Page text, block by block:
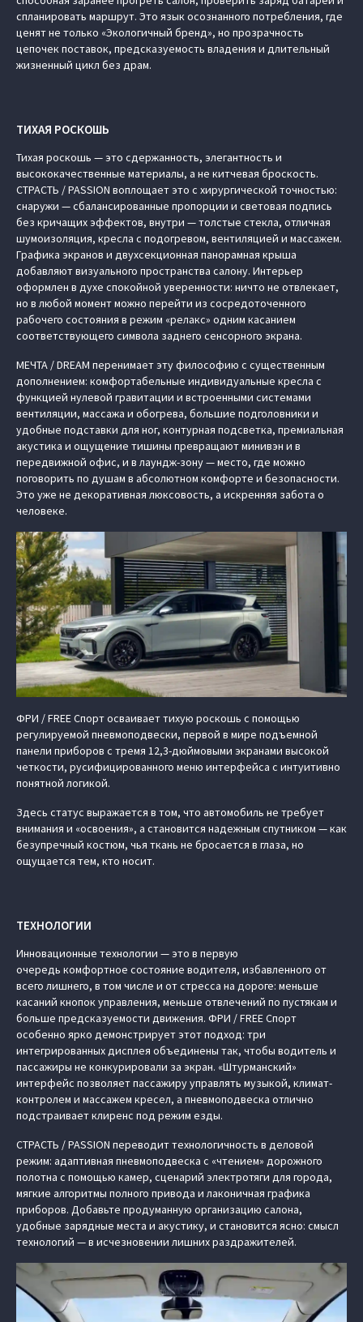
спланировать маршрут. Это язык осознанного потребления, где
ценят не только «Экологичный бренд», но прозрачность
цепочек поставок, предсказуемость владения и длительный
жизненный цикл без драм.
ТИХАЯ РОСКОШЬ
Тихая роскошь — это сдержанность, элегантность и
высококачественные материалы, а не китчевая броскость.
СТРАСТЬ / PASSION воплощает это с хирургической точностью:
снаружи — сбалансированные пропорции и световая подпись
без кричащих эффектов, внутри — толстые стекла, отличная
шумоизоляция, кресла с подогревом, вентиляцией и массажем.
Графика экранов и двухсекционная панорамная крыша
добавляют визуального пространства салону. Интерьер
оформлен в духе спокойной уверенности: ничто не отвлекает,
но в любой момент можно перейти из сосредоточенного
рабочего состояния в режим «релакс» одним касанием
соответствующего символа заднего сенсорного экрана.
МЕЧТА / DREAM перенимает эту философию с существенным
дополнением: комфортабельные индивидуальные кресла с
функцией нулевой гравитации и встроенными системами
вентиляции, массажа и обогрева, большие подголовники и
удобные подставки для ног, контурная подсветка, премиальная
акустика и ощущение тишины превращают минивэн и в
передвижной офис, и в лаундж-зону — место, где можно
поговорить по душам в абсолютном комфорте и безопасности.
Это уже не декоративная люксовость, а искренняя забота о
человеке.
ФРИ / FREE Спорт осваивает тихую роскошь с помощью
регулируемой пневмоподвески, первой в мире подъемной
панели приборов с тремя 12,3-дюймовыми экранами высокой
четкости, русифицированного меню интерфейса с интуитивно
понятной логикой.
Здесь статус выражается в том, что автомобиль не требует
внимания и «освоения», а становится надежным спутником — как
безупречный костюм, чья ткань не бросается в глаза, но
ощущается тем, кто носит.
ТЕХНОЛОГИИ
Инновационные технологии — это в первую
очередь комфортное состояние водителя, избавленного от
всего лишнего, в том числе и от стресса на дороге: меньше
касаний кнопок управления, меньше отвлечений по пустякам и
больше предсказуемости движения. ФРИ / FREE Спорт
особенно ярко демонстрирует этот подход: три
интегрированных дисплея объединены так, чтобы водитель и
пассажиры не конкурировали за экран. «Штурманский»
интерфейс позволяет пассажиру управлять музыкой, климат-
контролем и массажем кресел, а пневмоподвеска отлично
подстраивает клиренс под режим езды.
СТРАСТЬ / PASSION переводит технологичность в деловой
режим: адаптивная пневмоподвеска с «чтением» дорожного
полотна с помощью камер, сценарий электротяги для города,
мягкие алгоритмы полного привода и лаконичная графика
приборов. Добавьте продуманную организацию салона,
удобные зарядные места и акустику, и становится ясно: смысл
технологий — в исчезновении лишних раздражителей.